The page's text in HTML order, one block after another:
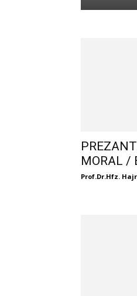
MORAL /
Prof.Dr.Hfz.